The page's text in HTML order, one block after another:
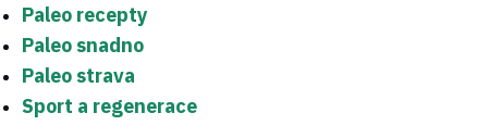
Paleo recepty
Paleo snadno
Paleo strava
Sport a regenerace